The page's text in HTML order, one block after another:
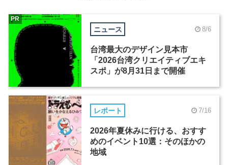
ニュース 8/6
台湾最大のデザイン見本市
「2026台湾クリエイティブエキ
スポ」が8月31日まで開催
PR
レポート 7/16
2026年夏休みに行ける、おすす
めのイベント10選：そのほかの
地域